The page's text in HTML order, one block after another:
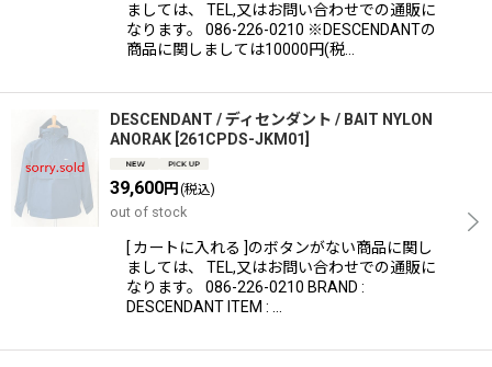
ましては、 TEL,又はお問い合わせでの通販に
なります。 086-226-0210 ※DESCENDANTの
商品に関しましては10000円(税…
DESCENDANT / ディセンダント / BAIT NYLON
ANORAK 261CPDS-JKM01
39,600円 (税込)
out of stock
[ カートに入れる ]のボタンがない商品に関し
ましては、 TEL,又はお問い合わせでの通販に
なります。 086-226-0210 BRAND :
DESCENDANT ITEM : …